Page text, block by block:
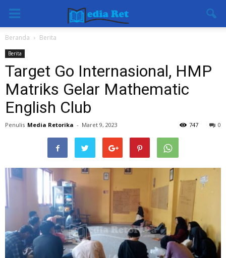
Beranda Berita
Berita
Target Go Internasional, HMP
Matriks Gelar Mathematic
English Club
Penulis Media Retorika - Maret 9, 2023 0
747